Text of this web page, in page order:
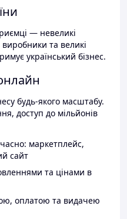
— невеликі
та великі
український бізнес.
будь-якого масштабу.
доступ до мільйонів
маркетплейс,
сайт
та цінами в
оплатою та видачею